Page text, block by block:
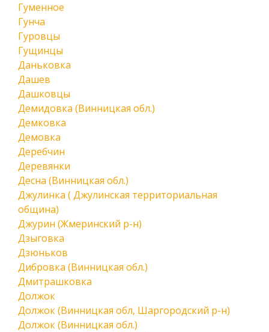
Гуменное
Гунча
Гуровцы
Гущинцы
Даньковка
Дашев
Дашковцы
Демидовка (Винницкая обл.)
Демковка
Демовка
Деребчин
Деревянки
Десна (Винницкая обл.)
Джулинка ( Джулинская территориальная
община)
Джурин (Жмеринский р-н)
Дзыговка
Дзюньков
Дибровка (Винницкая обл.)
Дмитрашковка
Должок
Должок (Винницкая обл, Шаргородский р-н)
Должок (Винницкая обл.)